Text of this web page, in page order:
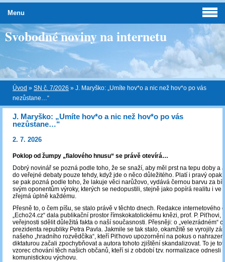
Svobodné noviny na internetu
Úvod » SN č. 7/2026 » J. Maryško: „Umíte hov*o a nic než hov*o po vás
nezůstane…“
J. Maryško: „Umíte hov*o a nic než hov*o po vás
nezůstane…“
2. 7. 2026
Poklop od žumpy „fialového hnusu“ se právě otevírá…
Dobrý novinář se pozná podle toho, že se snaží, aby měl prst na tepu doby a
do veřejné debaty pouze tehdy, když jde o něco důležitého. Platí i pravý
se pak pozná podle toho, že lakuje věci narůžovo, vydává černou barvu za
svým oponentům výroky, kterých se nedopustili, stejně jako popírá realitu i ve
zřejmá úplně každému.
Přesně to, o čem píšu, se stalo právě v těchto dnech. Redakce internetového
„Echo24.cz“ dala publikační prostor římskokatolickému knězi, prof. P. Piťhovi,
veřejnosti sdělit důležitá fakta o naší současnosti. Přesněji: o „velezrádném“
prezidenta republiky Petra Pavla. Jakmile se tak stalo, okamžitě se vyrojily
našeho „hradního rozvědčíka“, kteří Piťhovo upozornění na pokus o
diktaturou začali zpochybňovat a autora tohoto zjištění skandalizovat. To je
vzorec chování těch našich občanů, kteří si z období tzv. normalizace odnesli
komunistickou výchovu.
Menu